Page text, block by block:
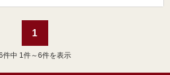
1
件中 1件～6件を表示